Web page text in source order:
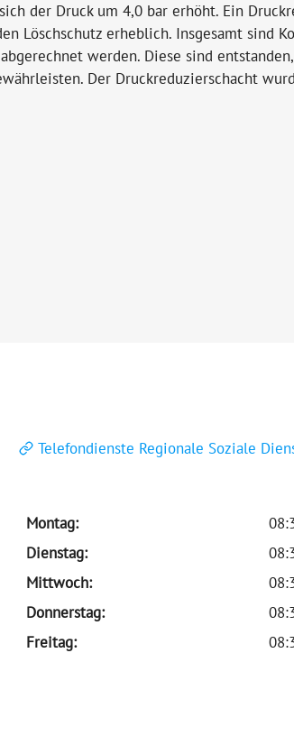
der Druck um 4,0 bar erhöht. Ein
Löschschutz erheblich. Insgesamt sind
abgerechnet werden. Diese sind
Der Druckreduzierschacht
Telefondienste Regionale Soziale
Montag:
Dienstag:
Mittwoch:
Donnerstag:
Freitag: